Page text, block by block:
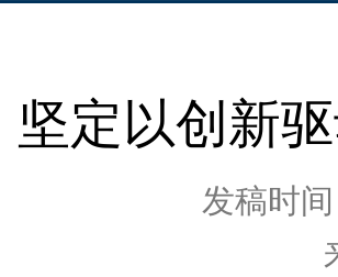
坚定以创新
发稿时